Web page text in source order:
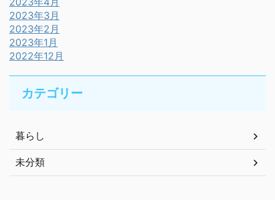
2023年3月
2023年2月
2023年1月
2022年12月
カテゴリー
暮らし
未分類